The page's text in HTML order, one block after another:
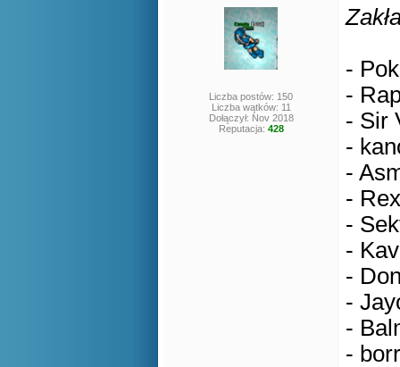
Liczba postów: 150
Liczba wątków: 11
Dołączył: Nov 2018
Reputacja: 428
-
-
- Sir
-
-
-
-
-
-
-
-
-